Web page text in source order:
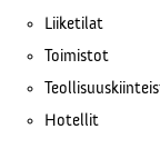
Liiketilat
Toimistot
Hotellit